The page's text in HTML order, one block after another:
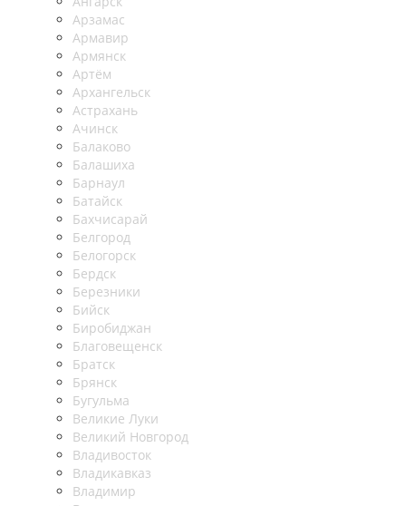
Арзамас
Армавир
Армянск
Артём
Архангельск
Астрахань
Ачинск
Балаково
Балашиха
Барнаул
Батайск
Бахчисарай
Белгород
Белогорск
Бердск
Березники
Бийск
Биробиджан
Благовещенск
Братск
Брянск
Бугульма
Великие Луки
Великий Новгород
Владивосток
Владикавказ
Владимир